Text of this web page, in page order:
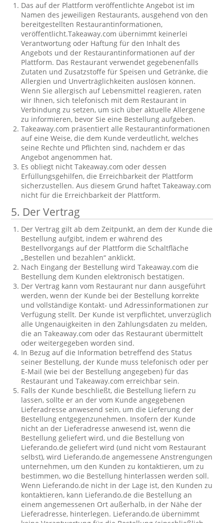
Das auf der Plattform veröffentlichte Angebot ist im
Namen des jeweiligen Restaurants, ausgehend von den
bereitgestellten Restaurantinformationen,
veröffentlicht.Takeaway.com übernimmt keinerlei
Verantwortung oder Haftung für den Inhalt des
Angebots und der Restaurantinformationen auf der
Plattform. Das Restaurant verwendet gegebenenfalls
Zutaten und Zusatzstoffe für Speisen und Getränke, die
Allergien und Unverträglichkeiten auslösen können.
Wenn Sie allergisch auf Lebensmittel reagieren, raten
wir Ihnen, sich telefonisch mit dem Restaurant in
Verbindung zu setzen, um sich über aktuelle Allergene
zu informieren, bevor Sie eine Bestellung aufgeben.
Takeaway.com präsentiert alle Restaurantinformationen
auf eine Weise, die dem Kunde verdeutlicht, welches
seine Rechte und Pflichten sind, nachdem er das
Angebot angenommen hat.
Es obliegt nicht Takeaway.com oder dessen
Erfüllungsgehilfen, die Erreichbarkeit der Plattform
sicherzustellen. Aus diesem Grund haftet Takeaway.com
nicht für die Erreichbarkeit der Plattform.
5. Der Vertrag
Der Vertrag gilt ab dem Zeitpunkt, an dem der Kunde die
Bestellung aufgibt, indem er während des
Bestellvorgangs auf der Plattform die Schaltfläche
„Bestellen und bezahlen“ anklickt.
Nach Eingang der Bestellung wird Takeaway.com die
Bestellung dem Kunden elektronisch bestätigen.
Der Vertrag kann vom Restaurant nur dann ausgeführt
werden, wenn der Kunde bei der Bestellung korrekte
und vollständige Kontakt- und Adressinformationen zur
Verfügung stellt. Der Kunde ist verpflichtet, unverzüglich
alle Ungenauigkeiten in den Zahlungsdaten zu melden,
die an Takeaway.com oder das Restaurant übermittelt
oder weitergegeben worden sind.
In Bezug auf die Information betreffend des Status
seiner Bestellung, der Kunde muss telefonisch oder per
E-Mail (wie bei der Bestellung angegeben) für das
Restaurant und Takeaway.com erreichbar sein.
Falls der Kunde beschließt, die Bestellung liefern zu
lassen, sollte er an der vom Kunde angegebenen
Lieferadresse anwesend sein, um die Lieferung der
Bestellung entgegenzunehmen. Insofern der Kunde
nicht an der Lieferadresse anwesend ist, wenn die
Bestellung geliefert wird, und die Bestellung von
Lieferando.de geliefert wird (und nicht vom Restaurant
selbst), wird Lieferando.de angemessene Anstrengungen
unternehmen, um den Kunden zu kontaktieren, um zu
bestimmen, wo die Bestellung hinterlassen werden soll.
Wenn Lieferando.de nicht in der Lage ist, den Kunden zu
kontaktieren, kann Lieferando.de die Bestellung an
einem angemessenen Ort außerhalb, in der Nähe der
Lieferadresse, hinterlegen. Lieferando.de übernimmt